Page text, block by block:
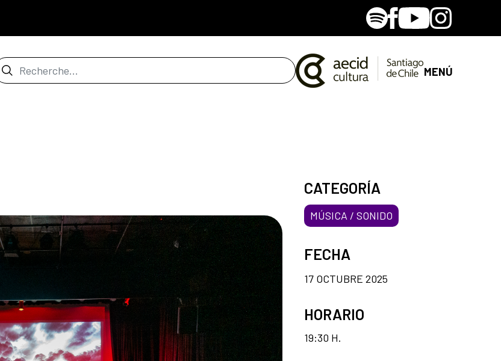
SpotifyFacebook
YoutubeInstagram
de recherche MENÚ
CATEGORÍA
MÚSICA / SONIDO
FECHA
17 OCTUBRE 2025
HORARIO
19:30 H.